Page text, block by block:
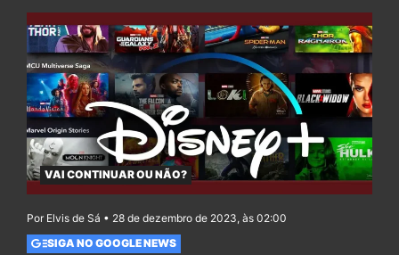
VAI CONTINUAR OU NÃO?
Por Elvis de Sá • 28 de dezembro de 2023, às 02:00
SIGA NO GOOGLE NEWS